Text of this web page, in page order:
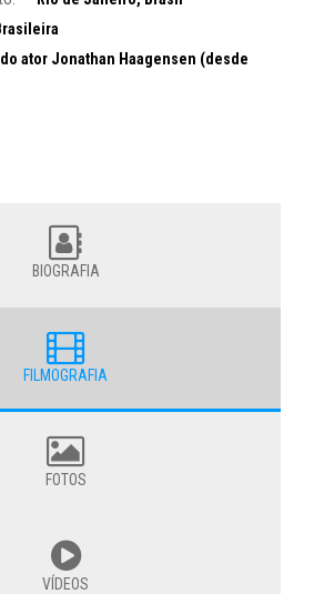
ator Jonathan Haagensen (desde
BIOGRAFIA
FILMOGRAFIA
FOTOS
VÍDEOS